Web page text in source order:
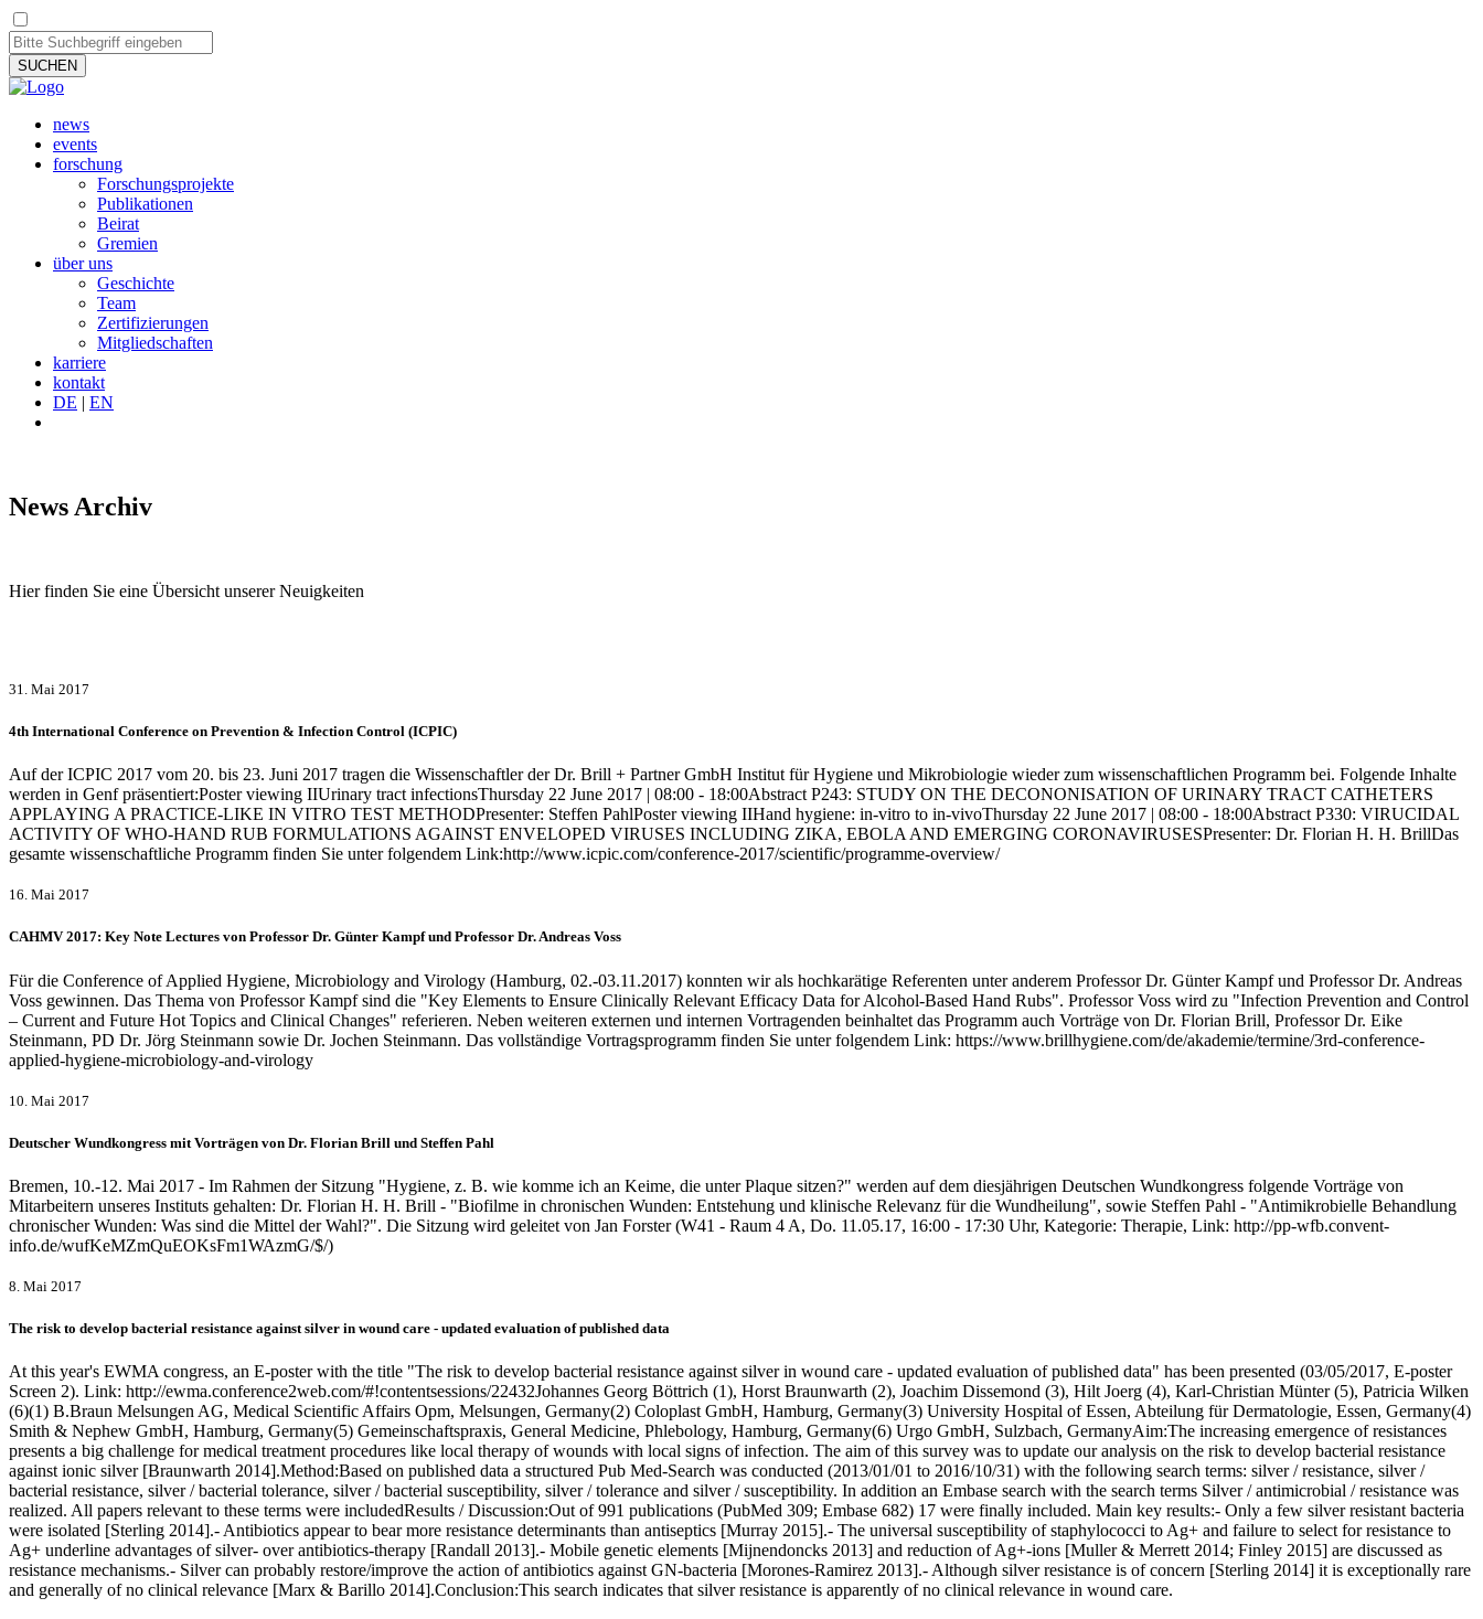
SUCHEN
news
events
forschung
Forschungsprojekte
Publikationen
Beirat
Gremien
über uns
Geschichte
Team
Zertifizierungen
Mitgliedschaften
karriere
kontakt
DE | EN
News Archiv
Hier finden Sie eine Übersicht unserer Neuigkeiten
31. Mai 2017
4th International Conference on Prevention & Infection Control (ICPIC)
Auf der ICPIC 2017 vom 20. bis 23. Juni 2017 tragen die Wissenschaftler der Dr. Brill + Partner GmbH Institut für Hygiene und Mikrobiologie wieder zum wissenschaftlichen Programm bei. Folgende Inhalte
werden in Genf präsentiert:Poster viewing IIUrinary tract infectionsThursday 22 June 2017 | 08:00 - 18:00Abstract P243: STUDY ON THE DECONONISATION OF URINARY TRACT CATHETERS
APPLAYING A PRACTICE-LIKE IN VITRO TEST METHODPresenter: Steffen PahlPoster viewing IIHand hygiene: in-vitro to in-vivoThursday 22 June 2017 | 08:00 - 18:00Abstract P330: VIRUCIDAL
ACTIVITY OF WHO-HAND RUB FORMULATIONS AGAINST ENVELOPED VIRUSES INCLUDING ZIKA, EBOLA AND EMERGING CORONAVIRUSESPresenter: Dr. Florian H. H. BrillDas
gesamte wissenschaftliche Programm finden Sie unter folgendem Link:http://www.icpic.com/conference-2017/scientific/programme-overview/
16. Mai 2017
CAHMV 2017: Key Note Lectures von Professor Dr. Günter Kampf und Professor Dr. Andreas Voss
Für die Conference of Applied Hygiene, Microbiology and Virology (Hamburg, 02.-03.11.2017) konnten wir als hochkarätige Referenten unter anderem Professor Dr. Günter Kampf und Professor Dr. Andreas
Voss gewinnen. Das Thema von Professor Kampf sind die "Key Elements to Ensure Clinically Relevant Efficacy Data for Alcohol-Based Hand Rubs". Professor Voss wird zu "Infection Prevention and Control
– Current and Future Hot Topics and Clinical Changes" referieren. Neben weiteren externen und internen Vortragenden beinhaltet das Programm auch Vorträge von Dr. Florian Brill, Professor Dr. Eike
Steinmann, PD Dr. Jörg Steinmann sowie Dr. Jochen Steinmann. Das vollständige Vortragsprogramm finden Sie unter folgendem Link: https://www.brillhygiene.com/de/akademie/termine/3rd-conference-
applied-hygiene-microbiology-and-virology
10. Mai 2017
Deutscher Wundkongress mit Vorträgen von Dr. Florian Brill und Steffen Pahl
Bremen, 10.-12. Mai 2017 - Im Rahmen der Sitzung "Hygiene, z. B. wie komme ich an Keime, die unter Plaque sitzen?" werden auf dem diesjährigen Deutschen Wundkongress folgende Vorträge von
Mitarbeitern unseres Instituts gehalten: Dr. Florian H. H. Brill - "Biofilme in chronischen Wunden: Entstehung und klinische Relevanz für die Wundheilung", sowie Steffen Pahl - "Antimikrobielle Behandlung
chronischer Wunden: Was sind die Mittel der Wahl?". Die Sitzung wird geleitet von Jan Forster (W41 - Raum 4 A, Do. 11.05.17, 16:00 - 17:30 Uhr, Kategorie: Therapie, Link: http://pp-wfb.convent-
info.de/wufKeMZmQuEOKsFm1WAzmG/$/)
8. Mai 2017
The risk to develop bacterial resistance against silver in wound care - updated evaluation of published data
At this year's EWMA congress, an E-poster with the title "The risk to develop bacterial resistance against silver in wound care - updated evaluation of published data" has been presented (03/05/2017, E-poster
Screen 2). Link: http://ewma.conference2web.com/#!contentsessions/22432Johannes Georg Böttrich (1), Horst Braunwarth (2), Joachim Dissemond (3), Hilt Joerg (4), Karl-Christian Münter (5), Patricia Wilken
(6)(1) B.Braun Melsungen AG, Medical Scientific Affairs Opm, Melsungen, Germany(2) Coloplast GmbH, Hamburg, Germany(3) University Hospital of Essen, Abteilung für Dermatologie, Essen, Germany(4)
Smith & Nephew GmbH, Hamburg, Germany(5) Gemeinschaftspraxis, General Medicine, Phlebology, Hamburg, Germany(6) Urgo GmbH, Sulzbach, GermanyAim:The increasing emergence of resistances
presents a big challenge for medical treatment procedures like local therapy of wounds with local signs of infection. The aim of this survey was to update our analysis on the risk to develop bacterial resistance
against ionic silver [Braunwarth 2014].Method:Based on published data a structured Pub Med-Search was conducted (2013/01/01 to 2016/10/31) with the following search terms: silver / resistance, silver /
bacterial resistance, silver / bacterial tolerance, silver / bacterial susceptibility, silver / tolerance and silver / susceptibility. In addition an Embase search with the search terms Silver / antimicrobial / resistance was
realized. All papers relevant to these terms were includedResults / Discussion:Out of 991 publications (PubMed 309; Embase 682) 17 were finally included. Main key results:- Only a few silver resistant bacteria
were isolated [Sterling 2014].- Antibiotics appear to bear more resistance determinants than antiseptics [Murray 2015].- The universal susceptibility of staphylococci to Ag+ and failure to select for resistance to
Ag+ underline advantages of silver- over antibiotics-therapy [Randall 2013].- Mobile genetic elements [Mijnendoncks 2013] and reduction of Ag+-ions [Muller & Merrett 2014; Finley 2015] are discussed as
resistance mechanisms.- Silver can probably restore/improve the action of antibiotics against GN-bacteria [Morones-Ramirez 2013].- Although silver resistance is of concern [Sterling 2014] it is exceptionally rare
and generally of no clinical relevance [Marx & Barillo 2014].Conclusion:This search indicates that silver resistance is apparently of no clinical relevance in wound care.